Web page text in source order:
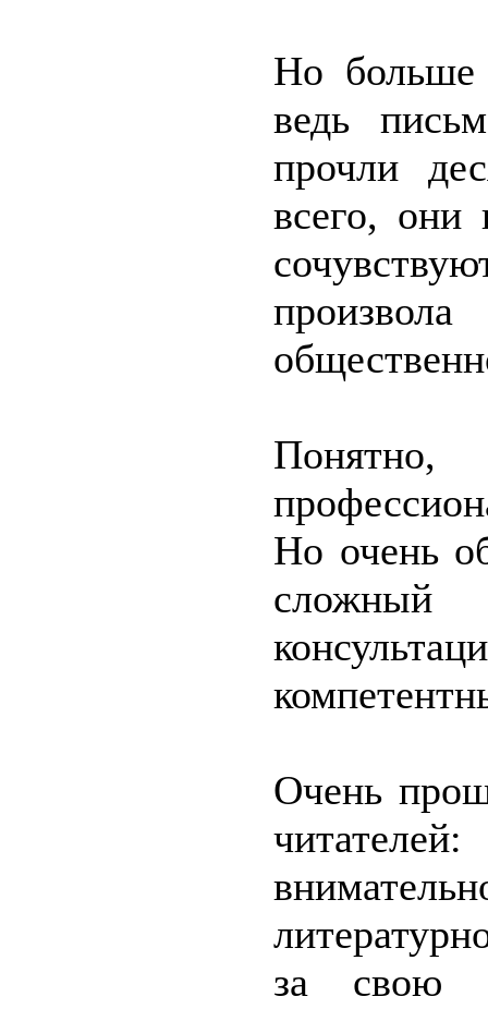
Но больше
ведь
прочли
всего, они
Но очень
сложный
Очень
за свою